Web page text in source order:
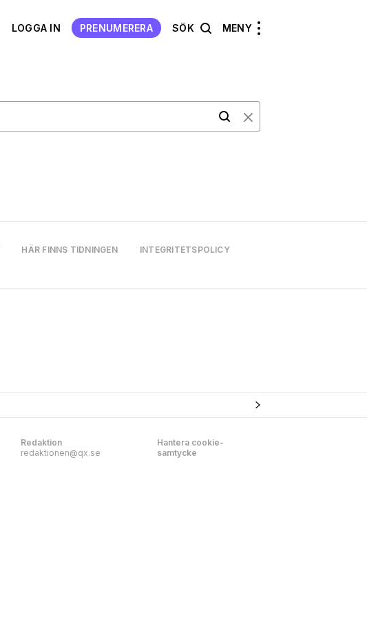
LOGGA IN PRENUMERERA SÖK MENY
HÄR FINNS TIDNINGEN
INTEGRITETSPOLICY
Redaktion
redaktionen@qx.se
Hantera cookie-
samtycke